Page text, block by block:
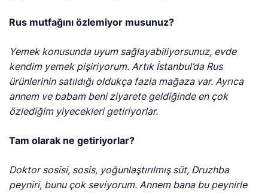
Rus mutfağını özlemiyor musunuz?
Yemek konusunda uyum sağlayabiliyorsunuz, evde
kendim yemek pişiriyorum. Artık İstanbul’da Rus
ürünlerinin satıldığı oldukça fazla mağaza var. Ayrıca
annem ve babam beni ziyarete geldiğinde en çok
özlediğim yiyecekleri getiriyorlar.
Tam olarak ne getiriyorlar?
Doktor sosisi, sosis, yoğunlaştırılmış süt, Druzhba
peyniri, bunu çok seviyorum. Annem bana bu peynirle